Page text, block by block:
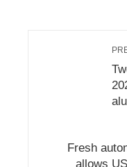
Fresh
allows